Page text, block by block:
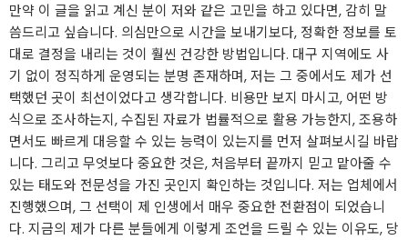
만약 이 글을 읽고 계신 분이 저와 같은 고민을 하고 있다면, 감히 말
씀드리고 싶습니다. 의심만으로 시간을 보내기보다, 정확한 정보를 토
대로 결정을 내리는 것이 훨씬 건강한 방법입니다. 대구 지역에도 사
기 없이 정직하게 운영되는 분명 존재하며, 저는 그 중에서도 제가 선
택했던 곳이 최선이었다고 생각합니다. 비용만 보지 마시고, 어떤 방
식으로 조사하는지, 수집된 자료가 법률적으로 활용 가능한지, 조용하
면서도 빠르게 대응할 수 있는 능력이 있는지를 먼저 살펴보시길 바랍
니다. 그리고 무엇보다 중요한 것은, 처음부터 끝까지 믿고 맡아줄 수
있는 태도와 전문성을 가진 곳인지 확인하는 것입니다. 저는 업체에서
진행했으며, 그 선택이 제 인생에서 매우 중요한 전환점이 되었습니
다. 지금의 제가 다른 분들에게 이렇게 조언을 드릴 수 있는 이유도, 당